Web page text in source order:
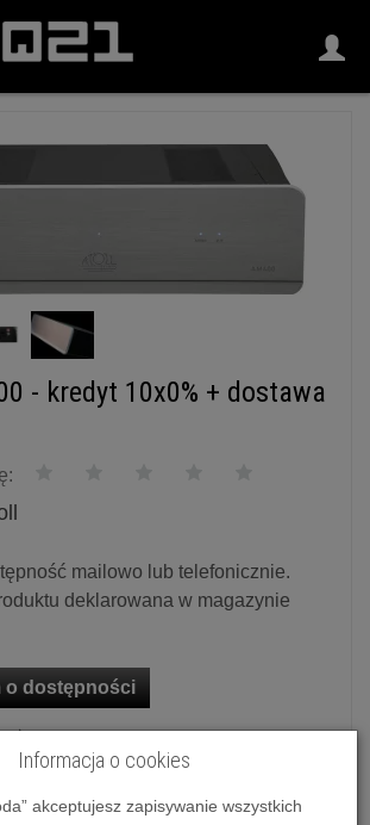
- kredyt 10x0% + dostawa
mailowo lub telefonicznie.
deklarowana w magazynie
o dostępności
Informacja o cookies
akceptujesz zapisywanie wszystkich